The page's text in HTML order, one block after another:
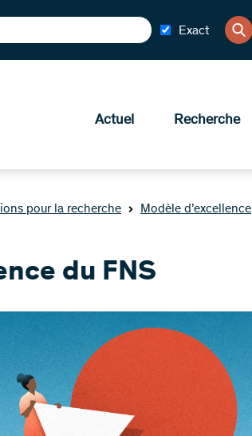
Exact
Actuel Recherche
pour la recherche Modèle d’excellence
du FNS